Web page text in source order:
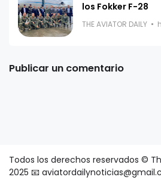
los Fokker F-28
THE AVIATOR DAILY
Publicar un comentario
Todos los derechos reservados ©
2025 📧